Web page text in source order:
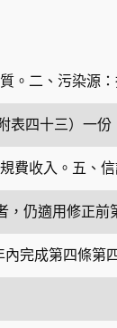
二、污染
四十三）一
收入。五
仍適用修正前
完成第四條